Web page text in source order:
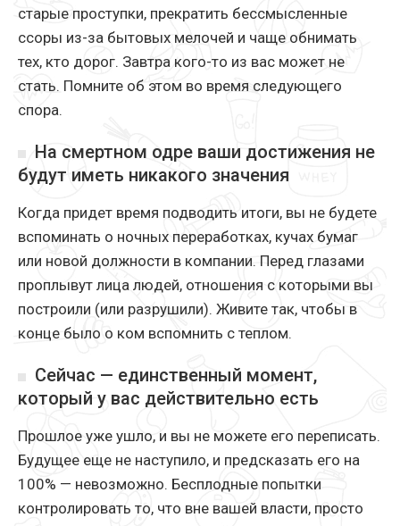
старые проступки, прекратить бессмысленные
ссоры из-за бытовых мелочей и чаще обнимать
тех, кто дорог. Завтра кого-то из вас может не
стать. Помните об этом во время следующего
спора.
На смертном одре ваши достижения не
будут иметь никакого значения
Когда придет время подводить итоги, вы не будете
вспоминать о ночных переработках, кучах бумаг
или новой должности в компании. Перед глазами
проплывут лица людей, отношения с которыми вы
построили (или разрушили). Живите так, чтобы в
конце было о ком вспомнить с теплом.
Сейчас — единственный момент,
который у вас действительно есть
Прошлое уже ушло, и вы не можете его переписать.
Будущее еще не наступило, и предсказать его на
100% — невозможно. Бесплодные попытки
контролировать то, что вне вашей власти, просто